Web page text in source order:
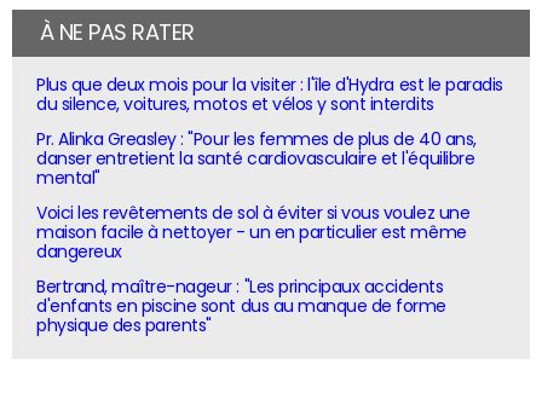
À NE PAS RATER
Plus que deux mois pour la visiter : l'île d'Hydra est le paradis
du silence, voitures, motos et vélos y sont interdits
Pr. Alinka Greasley : "Pour les femmes de plus de 40 ans,
danser entretient la santé cardiovasculaire et l'équilibre
mental"
Voici les revêtements de sol à éviter si vous voulez une
maison facile à nettoyer - un en particulier est même
dangereux
Bertrand, maître-nageur : "Les principaux accidents
d'enfants en piscine sont dus au manque de forme
physique des parents"